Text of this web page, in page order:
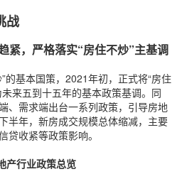
战
紧，严格落实“房住不炒”主基调
的基本国策，2021年初，正式将“房住
来五到十五年的基本政策基调。同
、需求端出台一系列政策，引导房地
半年，新房成交规模总体缩减，主要
贷收紧等政策影响。
产行业政策总览